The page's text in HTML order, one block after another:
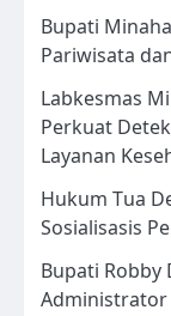
Bupati
Pariwisata
Labkesmas
Perkuat
Layanan
Hukum Tua
Sosialisasis
Bupati Robby
Administrator